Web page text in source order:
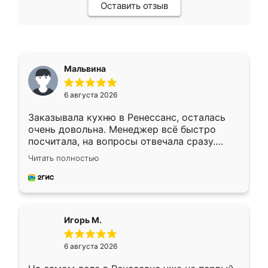
Оставить отзыв
Мальвина
6 августа 2026
Заказывала кухню в Ренессанс, осталась
очень довольна. Менеджер всё быстро
посчитала, на вопросы отвечала сразу.
Замерщик приехал в субботу, подошёл к
делу со всей ответственностью. Собрали
за день, ребята работали аккуратно, даже
Читать полностью
Игорь М.
6 августа 2026